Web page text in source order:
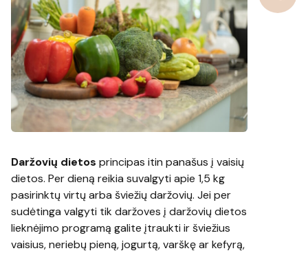
Daržovių dietos principas itin panašus į vaisių
dietos. Per dieną reikia suvalgyti apie 1,5 kg
pasirinktų virtų arba šviežių daržovių. Jei per
sudėtinga valgyti tik daržoves į daržovių dietos
lieknėjimo programą galite įtraukti ir šviežius
vaisius, neriebų pieną, jogurtą, varškę ar kefyrą,